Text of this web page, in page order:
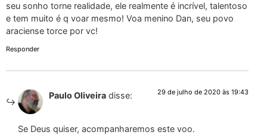
seu sonho torne realidade, ele realmente é incrível, talentoso
e tem muito é q voar mesmo! Voa menino Dan, seu povo
araciense torce por vc!
Responder
Paulo Oliveira disse: 29 de julho de 2020 às 19:43
Se Deus quiser, acompanharemos este voo.